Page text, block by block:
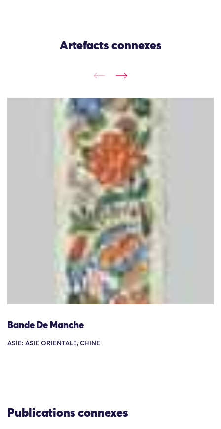
Artefacts connexes
Bande De Manche
ASIE: ASIE ORIENTALE, CHINE
Publications connexes